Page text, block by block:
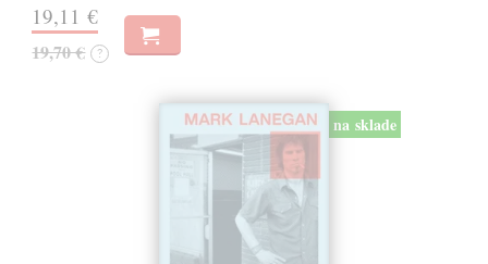
19,11 €
19,70 € ?
na sklade